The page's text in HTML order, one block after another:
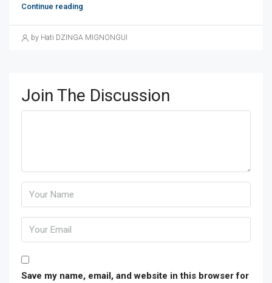
Continue reading
by Hati DZINGA MIGNONGUI
Join The Discussion
Save my name, email, and website in this browser for